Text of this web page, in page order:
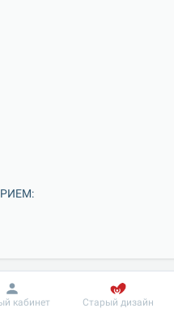
Информация
кабинет Старый дизайн